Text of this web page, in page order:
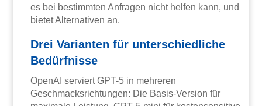
es bei bestimmten Anfragen nicht helfen kann, und
bietet Alternativen an.
Drei Varianten für unterschiedliche
Bedürfnisse
OpenAI serviert GPT-5 in mehreren
Geschmacksrichtungen: Die Basis-Version für